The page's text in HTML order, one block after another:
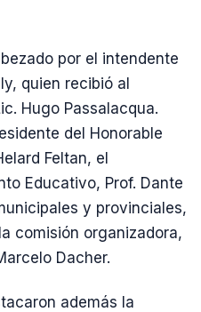
por el intendente
quien recibió al
Hugo Passalacqua.
del Honorable
Feltan, el
Educativo, Prof. Dante
y provinciales,
comisión organizadora,
Dacher.
además la